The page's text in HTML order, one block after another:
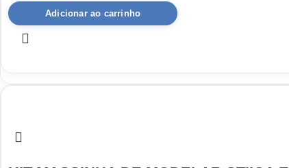
Adicionar ao carrinho